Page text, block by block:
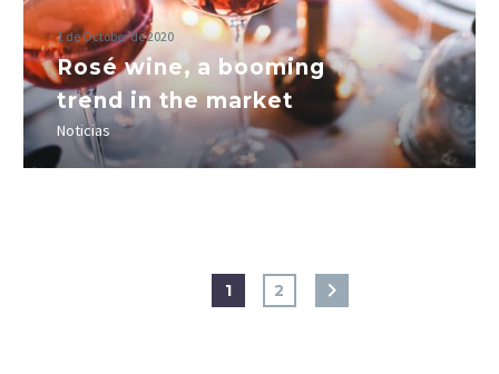
1 de October de 2020
Rosé wine, a booming
trend in the market
Noticias
1 2